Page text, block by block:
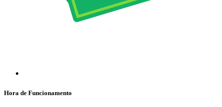
Hora de Funcionamento